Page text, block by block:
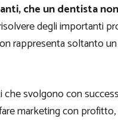
che un dentista
degli importanti
rappresenta soltanto
che svolgono con
marketing con